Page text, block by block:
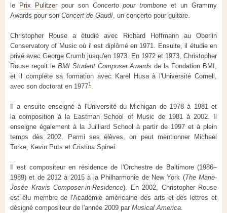
le
Prix Pul itzerpour son Concerto pour trombone et un Grammy
Awards pour son Concert de Gaudí, un concerto pour guitare.
Christopher Rouse a étudié avec Richard Hoffmann au Oberlin
Conservatory of Music où il est diplômé en 1971. Ensuite, il étudie en
privé avec George Crumb jusqu'en 1973. En 1972 et 1973, Christopher
Rouse reçoit le BMI Student Composer Awards de la Fondation BMI,
et il compléte sa formation avec Karel Husa à l'Université Cornell,
avec son doctorat en 19771 .
Il a ensuite enseigné à l'Université du Michigan de 1978 à 1981 et
la composition à la Eastman School of Music de 1981 à 2002. Il
enseigne également à la Juilliard School à partir de 1997 et à plein
temps dès 2002. Parmi ses élèves, on peut mentionner Michael
Torke, Kevin Puts et Cristina Spinei.
Il est compositeur en résidence de l'Orchestre de Baltimore (1986–
1989) et de 2012 à 2015 à la Philharmonie de New York (The Marie-
Josée Kravis Composer-in-Residence). En 2002, Christopher Rouse
est élu membre de l'Académie américaine des arts et des lettres et
désigné compositeur de l'année 2009 par Musical America.